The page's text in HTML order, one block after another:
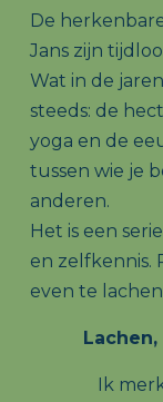
De
Jans zijn
Wat in de
steeds: de
yoga en de
tussen wie je
anderen.
Het is een
en zelfkennis.
even te
Ik